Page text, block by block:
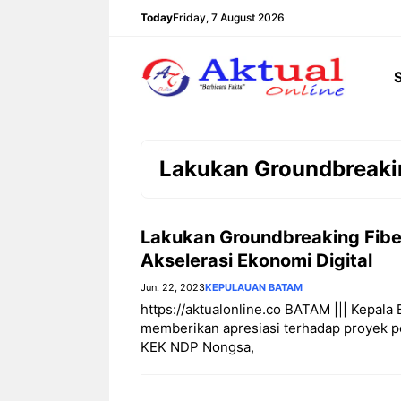
TodayFriday, 7 August 2026
Lakukan
Lakukan Groundbreaking
Akselerasi Ekonomi Digital
Jun. 22, 2023KEPULAUAN BATAM
https://aktualonline.co BATAM ||| Kepala
memberikan apresiasi terhadap proyek
KEK NDP Nongsa,